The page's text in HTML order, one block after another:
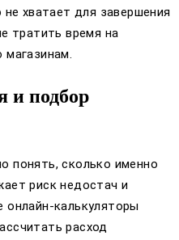
не хватает для завершения
тратить время на
магазинам.
и подбор
понять, сколько именно
риск недостач и
онлайн-калькуляторы
расход